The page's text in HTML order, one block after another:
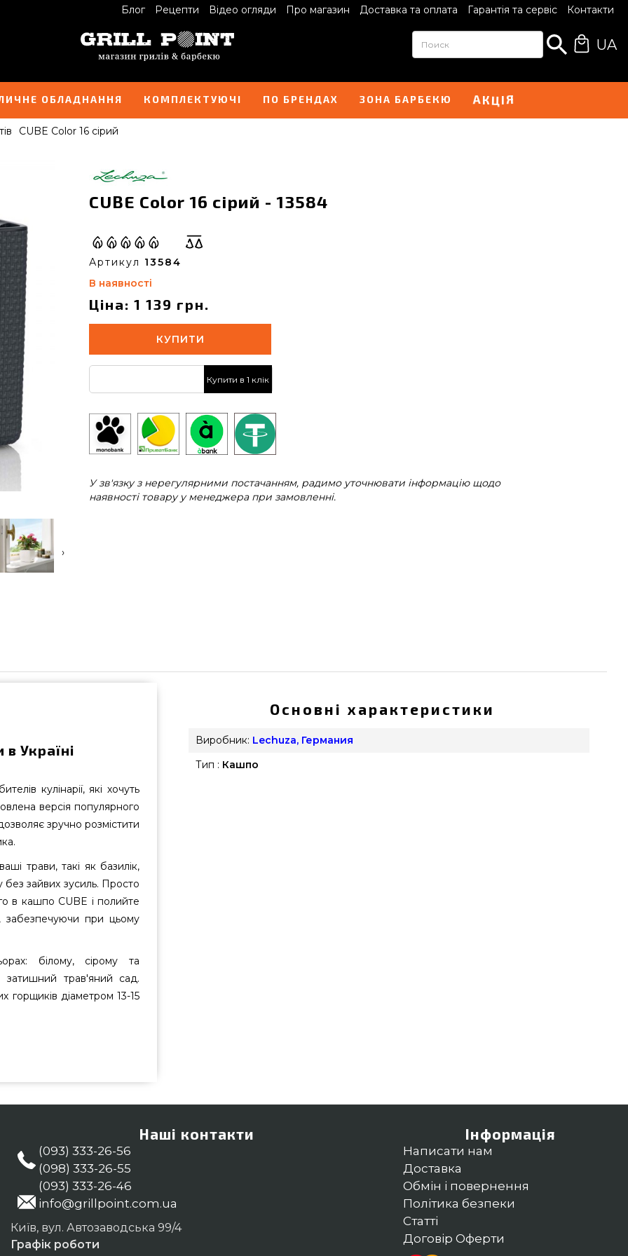
Блог Рецепти Відео огляди Про магазин Доставка та оплата Гарантія та сервіс Контакти
UA
ОБЛАДНАННЯ КОМПЛЕКТУЮЧІ ПО БРЕНДАХ ЗОНА БАРБЕКЮ АКЦІЯ
CUBE Color 16 сірий
›
CUBE Color 16 сірий - 13584
Артикул 13584
В наявності
Ціна: 1 139 грн.
КУПИТИ
Купити в 1 клік
У зв'язку з нерегулярними постачанням, радимо уточнювати інформацію щодо
наявності товару у менеджера при замовленні.
Україні
кулінарії, які хочуть
версія популярного
зручно розмістити
трави, такі як базилік,
без зайвих зусиль. Просто
в кашпо CUBE і полийте
забезпечуючи при цьому
білому, сірому та
затишний трав'яний сад.
горщиків діаметром 13-15
Гриль Поінт. Наберіть прямо
доставимо клієнтам
Основні характеристики
Виробник: Lechuza, Германия
Тип : Кашпо
Наші контакти
(093) 333-26-56
(098) 333-26-55
(093) 333-26-46
info@grillpoint.com.ua
Київ, вул. Автозаводська 99/4
Графік роботи
Інформація
Написати нам
Доставка
Обмін і повернення
Політика безпеки
Статті
Договір Оферти